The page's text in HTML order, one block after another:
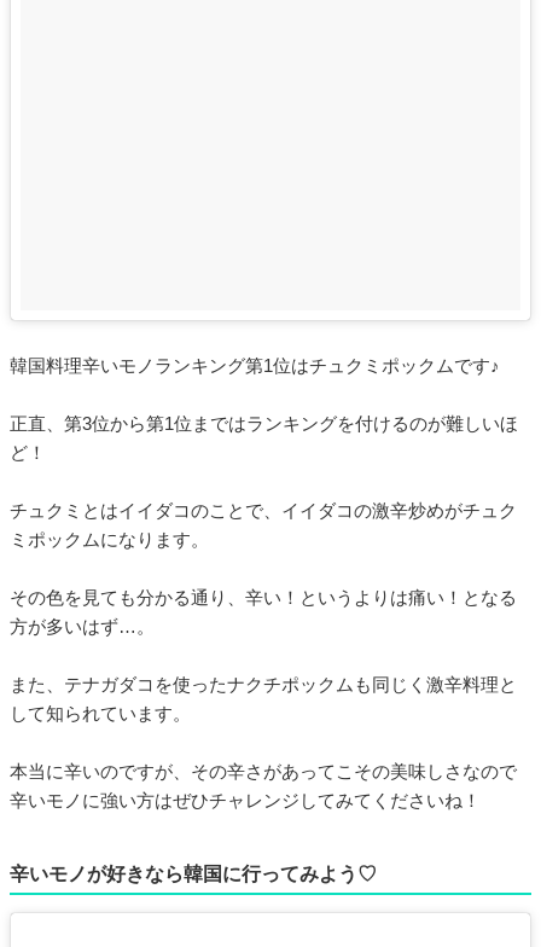
韓国料理辛いモノランキング第1位はチュクミポックムです♪
正直、第3位から第1位まではランキングを付けるのが難しいほ
ど！
チュクミとはイイダコのことで、イイダコの激辛炒めがチュク
ミポックムになります。
その色を見ても分かる通り、辛い！というよりは痛い！となる
方が多いはず…。
また、テナガダコを使ったナクチポックムも同じく激辛料理と
して知られています。
本当に辛いのですが、その辛さがあってこその美味しさなので
辛いモノに強い方はぜひチャレンジしてみてくださいね！
辛いモノが好きなら韓国に行ってみよう♡